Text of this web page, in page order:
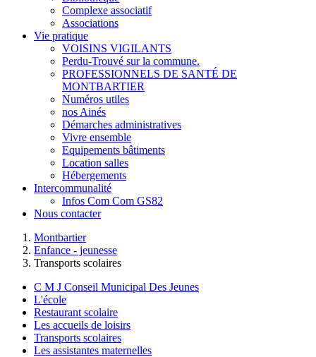
Complexe associatif
Associations
Vie pratique
VOISINS VIGILANTS
Perdu-Trouvé sur la commune.
PROFESSIONNELS DE SANTÉ DE
MONTBARTIER
Numéros utiles
nos Ainés
Démarches administratives
Vivre ensemble
Equipements bâtiments
Location salles
Hébergements
Intercommunalité
Infos Com Com GS82
Nous contacter
Montbartier
Enfance - jeunesse
Transports scolaires
C M J Conseil Municipal Des Jeunes
L'école
Restaurant scolaire
Les accueils de loisirs
Transports scolaires
Les assistantes maternelles